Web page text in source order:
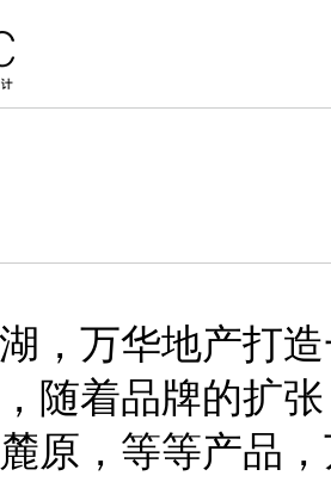
，万华地产打
随着品牌的扩
原，等等产品